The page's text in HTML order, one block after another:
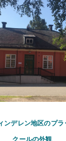
ンデレン地区のプ
クールの外観